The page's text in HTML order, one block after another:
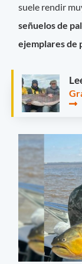
suele rendir
señuelos de
ejemplares de